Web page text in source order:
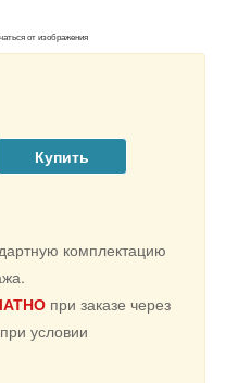
от изображения
комплектацию
при заказе через
условии